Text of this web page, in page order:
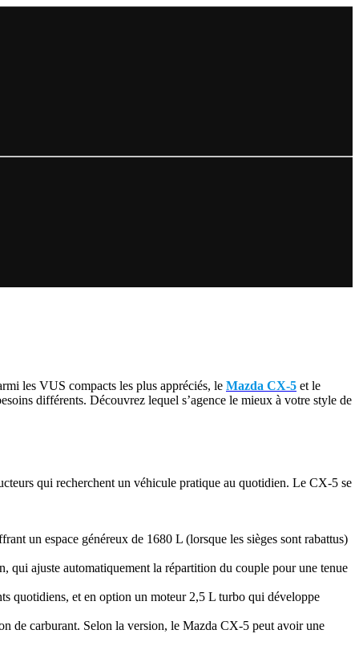
les VUS compacts les plus appréciés, le Mazda CX-5 et le
différents. Découvrez lequel s’agence le mieux à votre style de
qui recherchent un véhicule pratique au quotidien. Le CX-5 se
un espace généreux de 1680 L (lorsque les sièges sont rabattus)
ajuste automatiquement la répartition du couple pour une tenue
quotidiens, et en option un moteur 2,5 L turbo qui développe
de carburant. Selon la version, le Mazda CX-5 peut avoir une